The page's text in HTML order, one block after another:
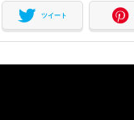
ツイート